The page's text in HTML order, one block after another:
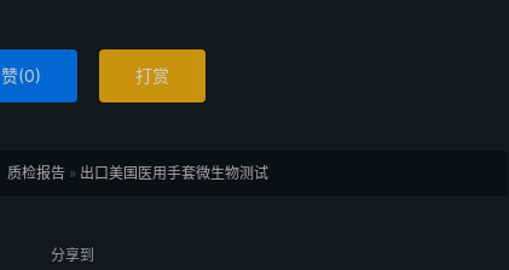
赞(0) 打赏
质检报告 » 出口美国医用手套微生物测试
分享到